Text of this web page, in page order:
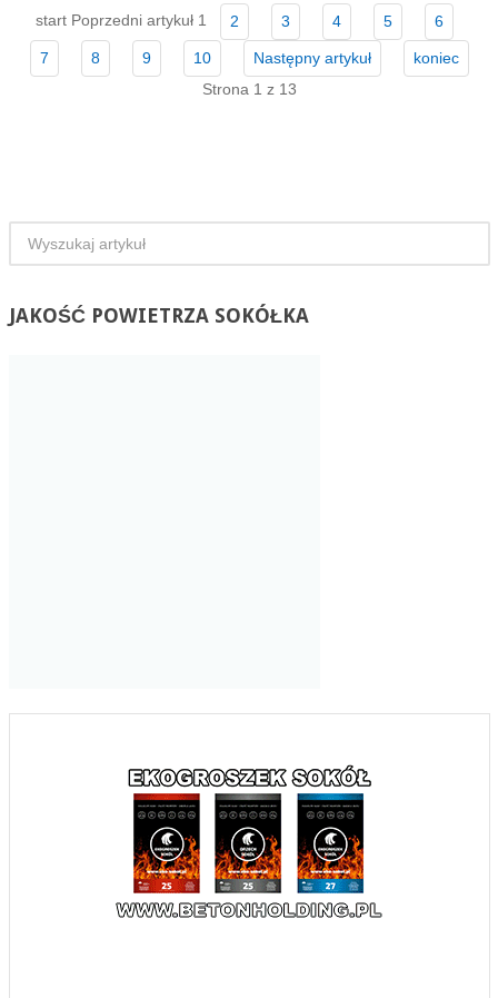
start Poprzedni artykuł 1 2 3 4 5 6
7 8 9 10 Następny artykuł
koniec
Strona 1 z 13
JAKOŚĆPOWIETRZA SOKÓŁKA